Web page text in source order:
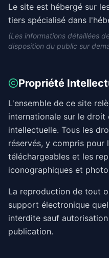
Le site est hébergé sur
tiers spécialisé dans
(Les informations détaillées
disposition du public sur
Propriété
L'ensemble de ce site
internationale sur le
intellectuelle. Tous les
réservés, y compris pour
téléchargeables et les
iconographiques et
La reproduction de tout
support électronique
interdite sauf
publication.